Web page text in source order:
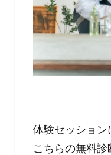
体験セッション
こちらの無料診